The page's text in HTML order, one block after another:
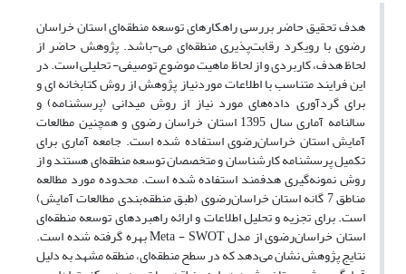
هدف تحقیق حاضر بررسی راهکارهای توسعه منطقه‌ای استان خراسان
رضوی با رویکرد رقابت‌پذیری منطقه‌ای می-باشد. پژوهش حاضر از
لحاظ هدف، کاربردی و از لحاظ ماهیت موضوع توصیفی- تحلیلی است. در
این فرایند متناسب با اطلاعات موردنیاز پژوهش از روش کتابخانه ای و
برای گردآوری داده‌های مورد نیاز از روش میدانی (پرسشنامه) و
سالنامه آماری سال 1395 استان خراسان رضوی و همچنین مطالعات
آمایش استان خراسان‌رضوی استفاده شده است. جامعه آماری برای
تکمیل پرسشنامه کارشناسان و متخصصان توسعه منطقه‌ای هستند و از
روش نمونه‌گیری هدفمند استفاده شده است. محدوده مورد مطالعه
مناطق 7 گانه استان خراسان‌رضوی (طبق منطقه‌بندی مطالعات آمایش)
است. برای تجزیه و تحلیل اطلاعات و ارائه راهبردهای توسعه منطقه‌ای
استان خراسان‌رضوی از مدل Meta - SWOT بهره گرفته شده است.
نتایج پژوهش نشان می‌دهد که در سطح منطقه‌ای، منطقه مشهد به دلیل